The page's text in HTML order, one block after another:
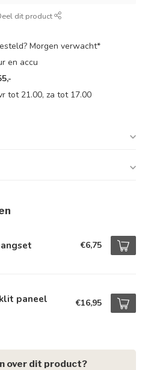
dit product
Morgen verwacht*
en accu
tot 21.00, za tot 17.00
€6,75
paneel €16,95
over dit product?